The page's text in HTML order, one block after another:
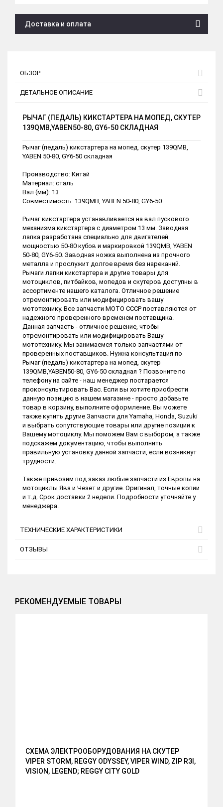
Доставка и оплата
ОБЗОР
ДЕТАЛЬНОЕ ОПИСАНИЕ
РЫЧАГ (ПЕДАЛЬ) КИКСТАРТЕРА НА МОПЕД, СКУТЕР
139QMB,YABEN50-80, GY6-50 СКЛАДНАЯ
Рычаг (педаль) кикстартера на мопед, скутер 139QMB,
YABEN 50-80, GY6-50 складная
Производство: Китай
Материал: сталь
Вал (мм): 13
Совместимость: 139QMB, YABEN 50-80, GY6-50
Рычаг кикстартера устанавливается на вал пускового
механизма кикстартера с диаметром 13 мм. Заводная
лапка разработана специально для двигателей
мощностью 50-80 кубов и маркировкой 139QMB, YABEN
50-80, GY6-50. Заводная ножка выполнена из прочного
металла и прослужит долгое время без нареканий.
Рычаги лапки кикстартера и другие товары для
мотоциклов, питбайков, мопедов и скутеров доступны в
ассортименте нашего каталога. Отличное решение
отремонтировать или модифицировать вашу
мототехнику. Все запчасти МОТО СССР поставляются от
надежного проверенного временем поставщика.
Данная запчасть - отличное решение, чтобы
отремонтировать или модифицировать Вашу
мототехнику. Мы занимаемся только запчастями от
проверенных поставщиков. Нужна консультация по
Рычаг (педаль) кикстартера на мопед, скутер
139QMB,YABEN50-80, GY6-50 складная ? Позвоните по
телефону на сайте - наш менеджер постарается
проконсультировать Вас. Если вы хотите приобрести
данную позицию в нашем магазине - просто добавьте
товар в корзину, выполните оформление. Вы можете
также купить другие Запчасти для Yamaha, Honda, Suzuki
и выбрать сопутствующие товары или другие позиции к
Вашему мотоциклу. Мы поможем Вам с выбором, а также
подскажем документацию, чтобы выполнить
правильную установку данной запчасти, если возникнут
трудности.
Также привозим под заказ любые запчасти из Европы на
мотоциклы Ява и Чезет и другие. Оригинал, точные копии
и т.д. Срок доставки 2 недели. Подробности уточняйте у
менеджера.
ТЕХНИЧЕСКИЕ ХАРАКТЕРИСТИКИ
ОТЗЫВЫ
РЕКОМЕНДУЕМЫЕ ТОВАРЫ
СХЕМА ЭЛЕКТРООБОРУДОВАНИЯ НА СКУТЕР
VIPER STORM, REGGY ODYSSEY, VIPER WIND, ZIP R3I,
VISION, LEGEND; REGGY CITY GOLD